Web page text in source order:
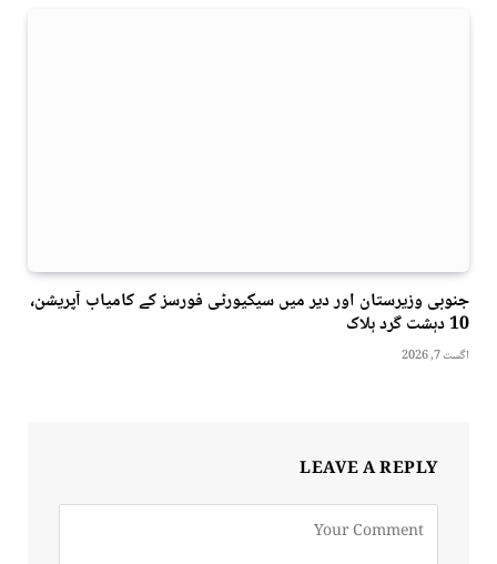
جنوبی وزیرستان اور دیر میں سیکیورٹی فورسز کے کامیاب آپریشن،
10 دہشت گرد ہلاک
اگست 7, 2026
LEAVE A REPLY